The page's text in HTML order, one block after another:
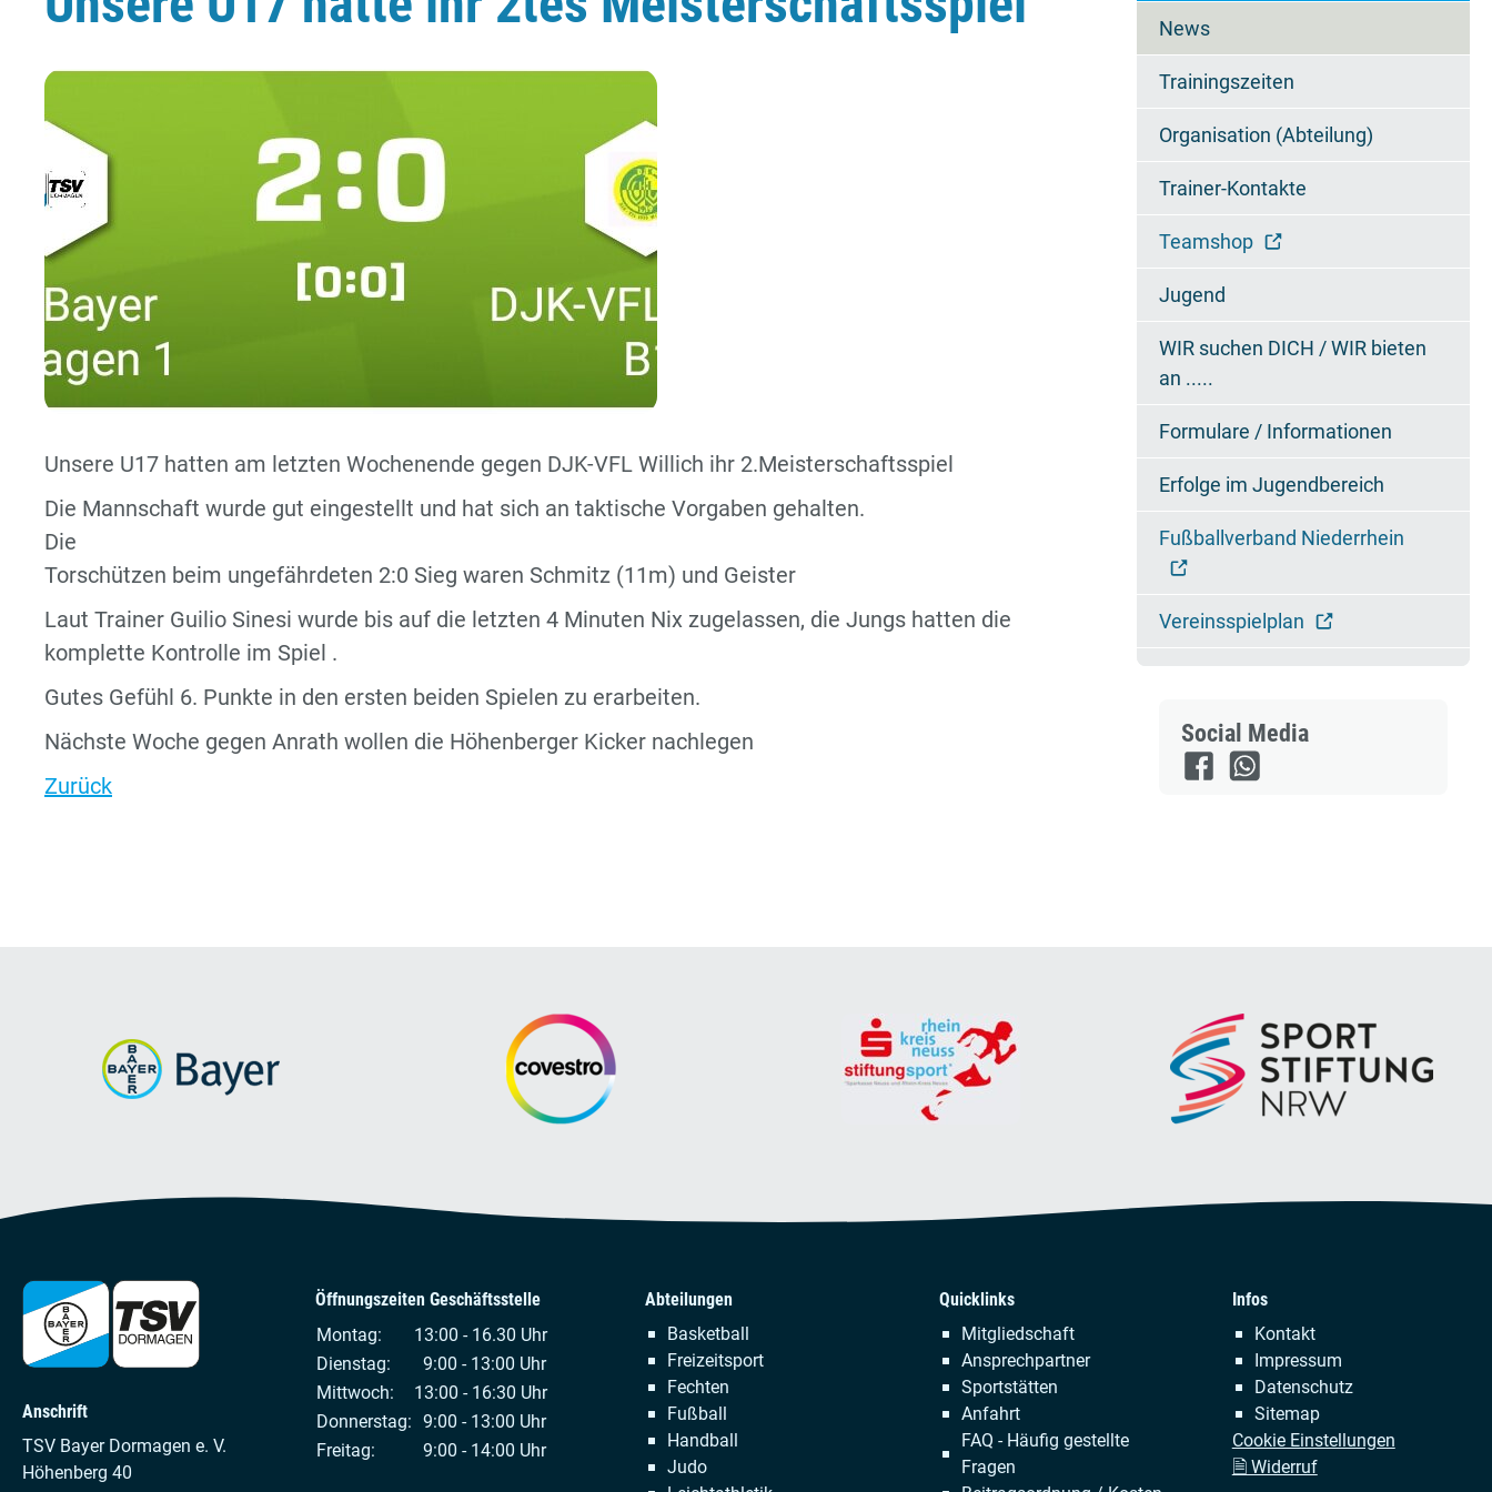
Unsere U17 hatten am letzten Wochenende gegen DJK-VFL Willich ihr 2.Meisterschaftsspiel
Die Mannschaft wurde gut eingestellt und hat sich an taktische Vorgaben gehalten.
Die
Torschützen beim ungefährdeten 2:0 Sieg waren Schmitz (11m) und Geister
Laut Trainer Guilio Sinesi wurde bis auf die letzten 4 Minuten Nix zugelassen, die Jungs hatten die
komplette Kontrolle im Spiel .
Gutes Gefühl 6. Punkte in den ersten beiden Spielen zu erarbeiten.
Nächste Woche gegen Anrath wollen die Höhenberger Kicker nachlegen
Zurück
News
Trainingszeiten
Organisation (Abteilung)
Trainer-Kontakte
Teamshop
Jugend
WIR suchen DICH / WIR bieten
an .....
Formulare / Informationen
Erfolge im Jugendbereich
Fußballverband Niederrhein
Vereinsspielplan
Social Media
Anschrift
TSV Bayer Dormagen e. V.
Höhenberg 40
Öffnungszeiten Geschäftsstelle
Montag:
13:00 - 16.30 Uhr
Dienstag:
9:00 - 13:00 Uhr
Mittwoch:
13:00 - 16:30 Uhr
Donnerstag: 9:00 - 13:00 Uhr
Freitag:
9:00 - 14:00 Uhr
Abteilungen
Navigation
überspringen
Basketball
Freizeitsport
Fechten
Fußball
Handball
Judo
Quicklinks
Navigation
überspringen
Mitgliedschaft
Ansprechpartner
Sportstätten
Anfahrt
FAQ - Häufig gestellte
Fragen
Infos
Navigation
überspringen
Kontakt
Impressum
Datenschutz
Sitemap
Cookie Einstellungen
🗎 Widerruf